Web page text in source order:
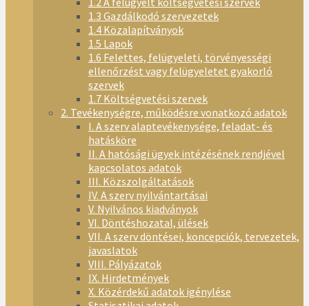
1.3 Gazdálkodó szervezetek
1.4 Közalapítványok
1.5 Lapok
1.6 Felettes, felügyeleti, törvényességi
ellenőrzést vagy felügyeletet gyakorló
szervek
1.7 Költségvetési szervek
2. Tevékenységre, működésre vonatkozó adatok
I. A szerv alaptevékenysége, feladat- és
hatásköre
II. A hatósági ügyek intézésének rendjével
kapcsolatos adatok
III. Közszolgáltatások
IV. A szerv nyilvántartásai
V. Nyilvános kiadványok
VI. Döntéshozatal, ülések
VII. A szerv döntései, koncepciók, tervezetek,
javaslatok
VIII. Pályázatok
IX. Hirdetmények
X. Közérdekű adatok igénylése